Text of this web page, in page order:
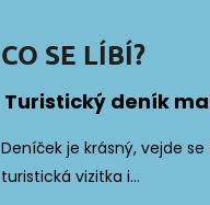
CO SE LÍBÍ?
Deníček je krásný, vejde
turistická vizitka i...